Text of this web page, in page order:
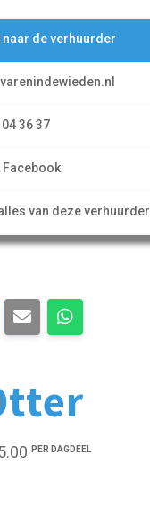
PER DAGDEEL
naar de verhuurder
36 37
Facebook
van deze verhuurder